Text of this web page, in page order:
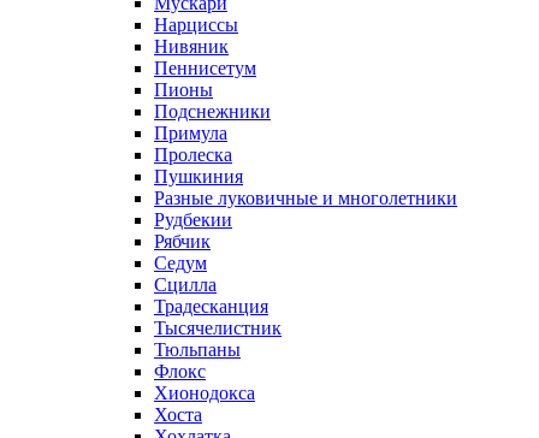
Нарциссы
Нивяник
Пеннисетум
Пионы
Подснежники
Примула
Пролеска
Пушкиния
Разные луковичные и многолетники
Рудбекии
Рябчик
Седум
Сцилла
Традесканция
Тысячелистник
Тюльпаны
Флокс
Хионодокса
Хоста